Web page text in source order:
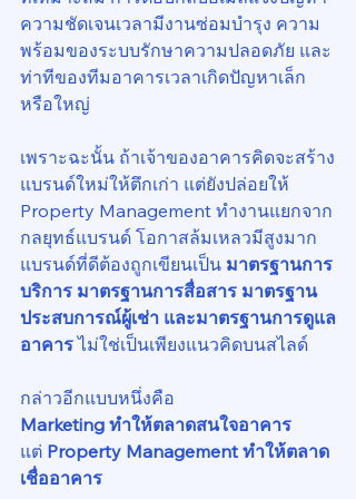
ความชัดเจนเวลามีงานซ่อมบำรุง ความ
พร้อมของระบบรักษาความปลอดภัย และ
ท่าทีของทีมอาคารเวลาเกิดปัญหาเล็ก
หรือใหญ่
เพราะฉะนั้น ถ้าเจ้าของอาคารคิดจะสร้าง
แบรนด์ใหม่ให้ตึกเก่า แต่ยังปล่อยให้
Property Management ทำงานแยกจาก
กลยุทธ์แบรนด์ โอกาสล้มเหลวมีสูงมาก
แบรนด์ที่ดีต้องถูกเขียนเป็น มาตรฐานการ
บริการ มาตรฐานการสื่อสาร มาตรฐาน
ประสบการณ์ผู้เช่า และมาตรฐานการดูแล
อาคาร ไม่ใช่เป็นเพียงแนวคิดบนสไลด์
กล่าวอีกแบบหนึ่งคือ
Marketing ทำให้ตลาดสนใจอาคาร
แต่ Property Management ทำให้ตลาด
เชื่ออาคาร